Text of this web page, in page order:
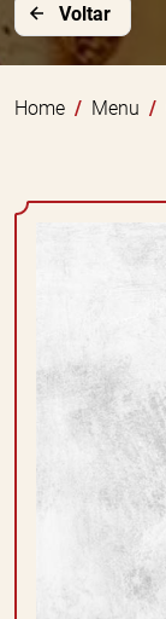
Voltar
Home Menu